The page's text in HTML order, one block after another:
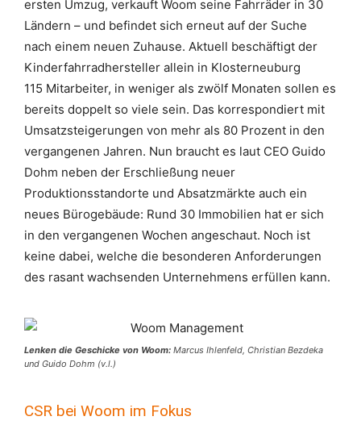
ersten Umzug, verkauft Woom seine Fahrräder in 30
Ländern – und befindet sich erneut auf der Suche
nach einem neuen Zuhause. Aktuell beschäftigt der
Kinderfahrradhersteller allein in Klosterneuburg
115 Mitarbeiter, in weniger als zwölf Monaten sollen es
bereits doppelt so viele sein. Das korrespondiert mit
Umsatzsteigerungen von mehr als 80 Prozent in den
vergangenen Jahren. Nun braucht es laut CEO Guido
Dohm neben der Erschließung neuer
Produktionsstandorte und Absatzmärkte auch ein
neues Bürogebäude: Rund 30 Immobilien hat er sich
in den vergangenen Wochen angeschaut. Noch ist
keine dabei, welche die besonderen Anforderungen
des rasant wachsenden Unternehmens erfüllen kann.
Lenken die Geschicke von Woom: Marcus Ihlenfeld, Christian Bezdeka
und Guido Dohm (v.l.)
CSR bei Woom im Fokus